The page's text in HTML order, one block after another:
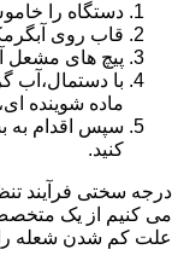
دستگاه را
قاب روی
پیچ های مشعل
با دستمال،آب
ماده شوینده
سپس اقدام به
کنید.
درجه سختی فرآیند
می کنیم از یک
علت کم شدن شعله